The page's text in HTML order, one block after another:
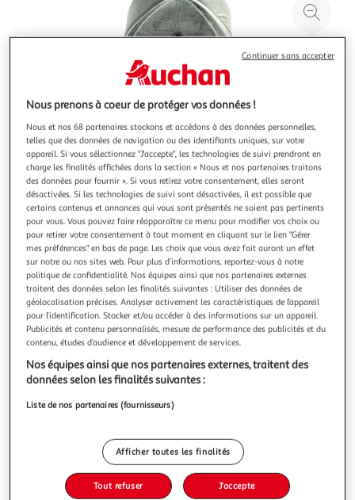
à
Illustration
précédente
Illustration
suivante
LOVE STORY
Tente pour chat sweet cat 38cm vert foncé
Informations Techniques : Dimensions : L. 35 x l. 35 x H. 38
cm Matière : Polyester Spécificités : Pratique & Efficace
Tente pour Chat Forme Ronde Texture Douce & Agréable
Poids : 0,513 kg Couleur : Vert Foncé
En savoir +
Vendu par Paris Prix
Livr. ou retrait dès 3/4 jours
A partir de 7,99€
Plus d'options
dont 0,20€ d'éco part. mobilier.
Nous prenons à coeur de protéger vos données !
Nous et nos 68 partenaires stockons et accédons à des données personnelles,
telles que des données de navigation ou des identifiants uniques, sur votre
appareil. Si vous sélectionnez "J'accepte", les technologies de suivi prendront en
charge les finalités affichées dans la section « Nous et nos partenaires traitons
des données pour fournir ». Si vous retirez votre consentement, elles seront
désactivées. Si les technologies de suivi sont désactivées, il est possible que
certains contenus et annonces qui vous sont présentés ne soient pas pertinents
pour vous. Vous pouvez faire réapparaître ce menu pour modifier vos choix ou
pour retirer votre consentement à tout moment en cliquant sur le lien "Gérer
mes préférences" en bas de page. Les choix que vous avez fait auront un effet
sur notre ou nos sites web. Pour plus d’informations, reportez-vous à notre
politique de confidentialité. Nos équipes ainsi que nos partenaires externes
traitent des données selon les finalités suivantes : Utiliser des données de
géolocalisation précises. Analyser activement les caractéristiques de l’appareil
pour l’identification. Stocker et/ou accéder à des informations sur un appareil.
Publicités et contenu personnalisés, mesure de performance des publicités et du
contenu, études d’audience et développement de services.
Nos équipes ainsi que nos partenaires externes, traitent des
données selon les finalités suivantes :
Liste de nos partenaires (fournisseurs)
Afficher toutes les finalités
Tout refuser J'accepte
Continuer sans accepter